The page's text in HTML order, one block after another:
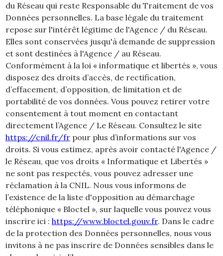
du Réseau qui reste Responsable du Traitement de vos
Données personnelles. La base légale du traitement
repose sur l'intérêt légitime de l'Agence / du Réseau.
Elles sont conservées jusqu'à demande de suppression
et sont destinées à l'Agence / au Réseau.
Conformément à la loi « informatique et libertés », vous
disposez des droits d’accès, de rectification,
d’effacement, d’opposition, de limitation et de
portabilité de vos données. Vous pouvez retirer votre
consentement à tout moment en contactant
directement l’Agence / Le Réseau. Consultez le site
https://cnil.fr/fr pour plus d’informations sur vos
droits. Si vous estimez, après avoir contacté l'Agence /
le Réseau, que vos droits « Informatique et Libertés »
ne sont pas respectés, vous pouvez adresser une
réclamation à la CNIL. Nous vous informons de
l’existence de la liste d'opposition au démarchage
téléphonique « Bloctel », sur laquelle vous pouvez vous
inscrire ici : https://www.bloctel.gouv.fr. Dans le cadre
de la protection des Données personnelles, nous vous
invitons à ne pas inscrire de Données sensibles dans le